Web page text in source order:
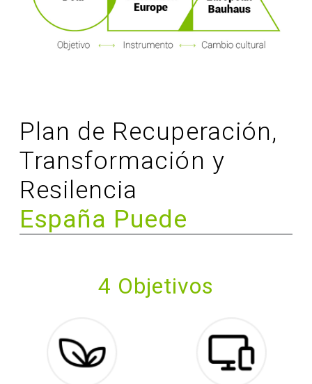
Plan de Recuperación,
Transformación y
Resilencia
España Puede
4 Objetivos